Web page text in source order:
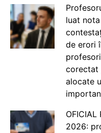
luat
de erori
corectat
alocate
2026: